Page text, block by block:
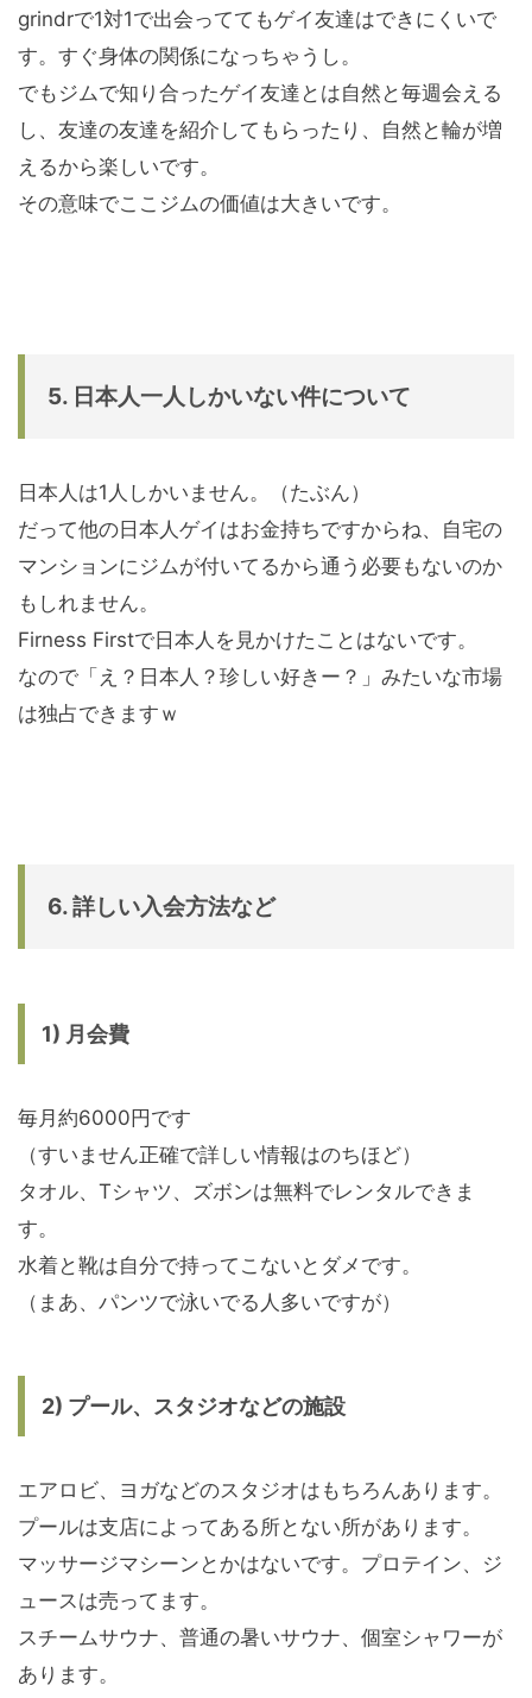
grindrで1対1で出会っててもゲイ友達はできにくいで
す。すぐ身体の関係になっちゃうし。
でもジムで知り合ったゲイ友達とは自然と毎週会える
し、友達の友達を紹介してもらったり、自然と輪が増
えるから楽しいです。
その意味でここジムの価値は大きいです。
5. 日本人一人しかいない件について
日本人は1人しかいません。（たぶん）
だって他の日本人ゲイはお金持ちですからね、自宅の
マンションにジムが付いてるから通う必要もないのか
もしれません。
Firness Firstで日本人を見かけたことはないです。
なので「え？日本人？珍しい好きー？」みたいな市場
は独占できますｗ
6. 詳しい入会方法など
1) 月会費
毎月約6000円です
（すいません正確で詳しい情報はのちほど）
タオル、Tシャツ、ズボンは無料でレンタルできま
す。
水着と靴は自分で持ってこないとダメです。
（まあ、パンツで泳いでる人多いですが）
2) プール、スタジオなどの施設
エアロビ、ヨガなどのスタジオはもちろんあります。
プールは支店によってある所とない所があります。
マッサージマシーンとかはないです。プロテイン、ジ
ュースは売ってます。
スチームサウナ、普通の暑いサウナ、個室シャワーが
あります。